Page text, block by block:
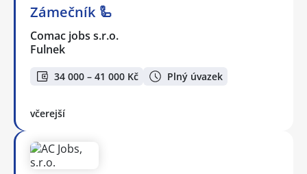
Zámečník 🦾
Comac jobs s.r.o.
Fulnek
34 000 – 41 000 Kč Plný úvazek
včerejší